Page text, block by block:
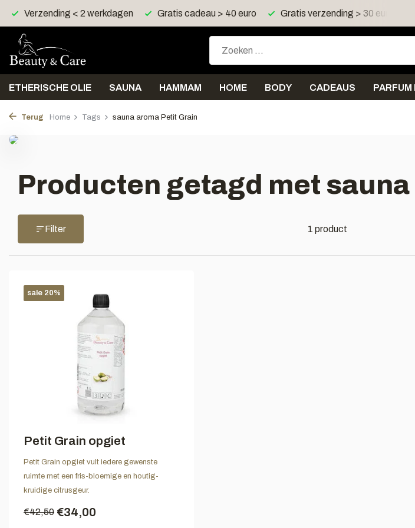
Verzending < 2 werkdagen Gratis cadeau > 40 euro Gratis verzending > 30 euro in NL
ETHERISCHE OLIE SAUNA HAMMAM HOME BODY CADEAUS PARFUM
Terug Home Tags sauna aroma Petit Grain
Producten getagd met
Filter 1 product
sale 20%
Petit Grain opgiet
Petit Grain opgiet vult iedere gewenste
ruimte met een fris-bloemige en houtig-
kruidige citrusgeur.
€42,50 €34,00